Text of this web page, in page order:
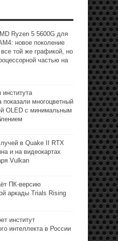
Ryzen 5 5600G для
новое поколение
той же графикой, но
частью на
многоцветный
OLED с минимальным
в Quake II RTX
и на видеокартах
Vulkan
ПК-версию
аркады Trials Rising
институт
интеллекта в России